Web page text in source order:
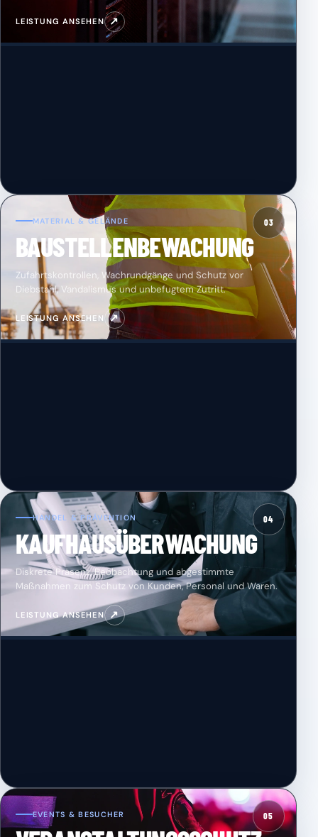
LEISTUNG ANSEHEN ↗
03
MATERIAL & GELÄNDE
BAUSTELLENBEWACHUNG
Zufahrtskontrollen, Wachrundgänge und Schutz vor
Diebstahl, Vandalismus und unbefugtem Zutritt.
LEISTUNG ANSEHEN ↗
04
HANDEL & PRÄVENTION
KAUFHAUSÜBERWACHUNG
Diskrete Präsenz, Beobachtung und abgestimmte
Maßnahmen zum Schutz von Kunden, Personal und Waren.
LEISTUNG ANSEHEN ↗
05
EVENTS & BESUCHER